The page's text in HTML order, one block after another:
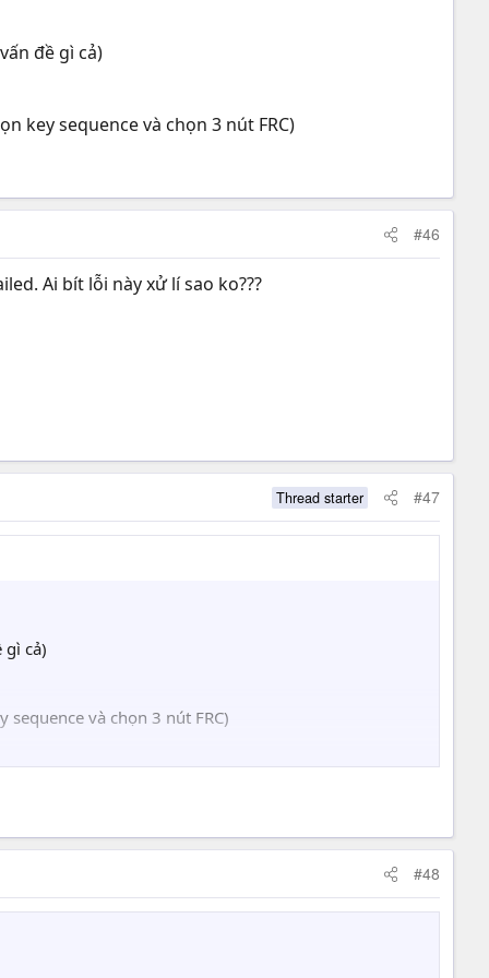
đề gì cả)
key sequence và chọn 3 nút FRC)
#46
Ai bít lỗi này xử lí sao ko???
Thread starter #47
cả)
và chọn 3 nút FRC)
#48